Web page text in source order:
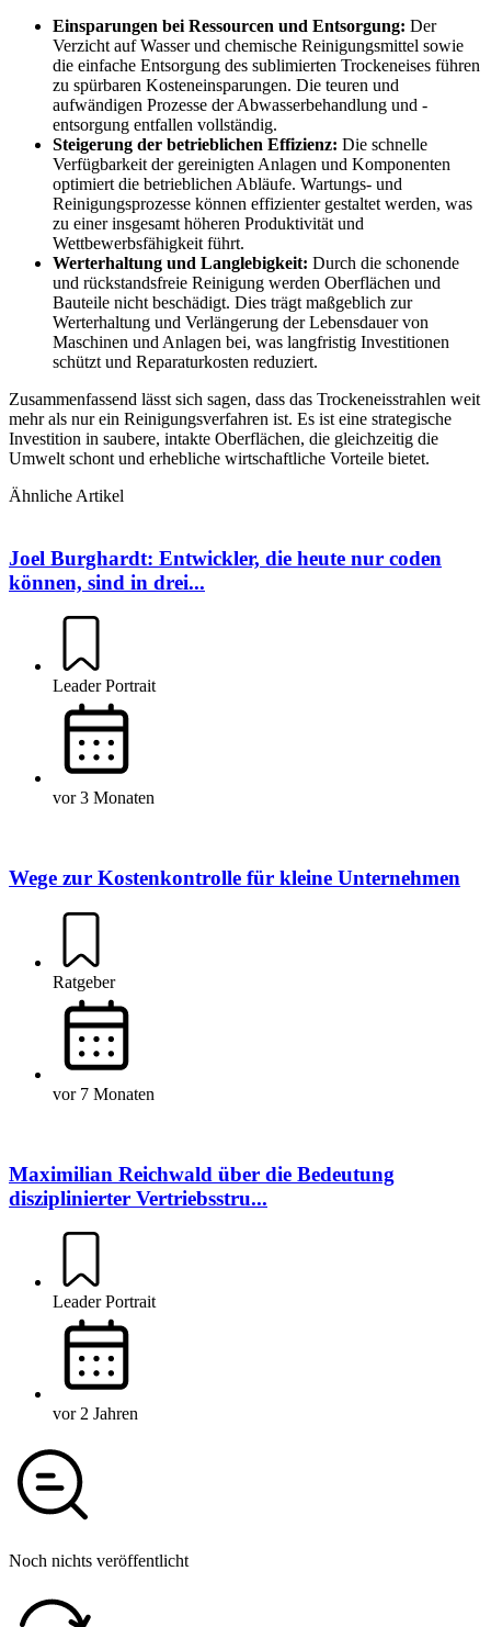
Einsparungen bei Ressourcen und Entsorgung: Der
Verzicht auf Wasser und chemische Reinigungsmittel sowie
die einfache Entsorgung des sublimierten Trockeneises führen
zu spürbaren Kosteneinsparungen. Die teuren und
aufwändigen Prozesse der Abwasserbehandlung und -
entsorgung entfallen vollständig.
Steigerung der betrieblichen Effizienz: Die schnelle
Verfügbarkeit der gereinigten Anlagen und Komponenten
optimiert die betrieblichen Abläufe. Wartungs- und
Reinigungsprozesse können effizienter gestaltet werden, was
zu einer insgesamt höheren Produktivität und
Wettbewerbsfähigkeit führt.
Werterhaltung und Langlebigkeit: Durch die schonende
und rückstandsfreie Reinigung werden Oberflächen und
Bauteile nicht beschädigt. Dies trägt maßgeblich zur
Werterhaltung und Verlängerung der Lebensdauer von
Maschinen und Anlagen bei, was langfristig Investitionen
schützt und Reparaturkosten reduziert.
Zusammenfassend lässt sich sagen, dass das Trockeneisstrahlen weit
mehr als nur ein Reinigungsverfahren ist. Es ist eine strategische
Investition in saubere, intakte Oberflächen, die gleichzeitig die
Umwelt schont und erhebliche wirtschaftliche Vorteile bietet.
Ähnliche Artikel
Joel Burghardt: Entwickler, die heute nur coden
können, sind in drei...
Leader Portrait
vor 3 Monaten
Wege zur Kostenkontrolle für kleine Unternehmen
Ratgeber
vor 7 Monaten
Maximilian Reichwald über die Bedeutung
disziplinierter Vertriebsstru...
Leader Portrait
vor 2 Jahren
Noch nichts veröffentlicht